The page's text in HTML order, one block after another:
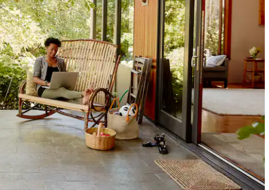
面をタッチまたはスワイプして検索結果を確認することができます。